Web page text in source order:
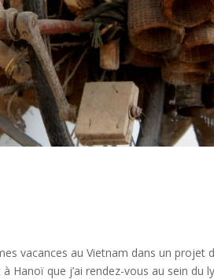
vacances au Vietnam dans un projet
Hanoï que j’ai rendez-vous au sein du